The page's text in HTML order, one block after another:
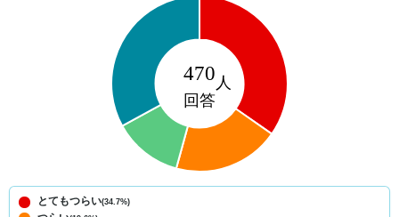
とてもつらい(34.7%)